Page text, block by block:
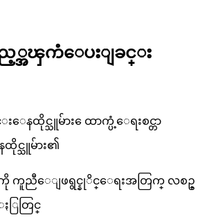
ည့္အၾကံေပးျခင္း
နထိုင္သူမ်ား ေထာက္ပံ့ေရးစင္တာ
ထိုင္သူမ်ား၏
းကို ကူညီေျဖရွင္နုိင္ေရးအတြက္ လစဥ္
ြတြင္